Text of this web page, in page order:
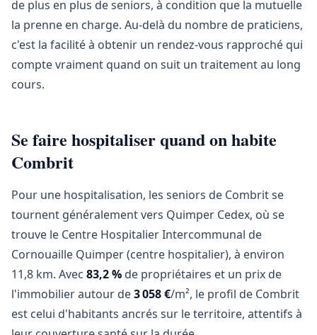
de plus en plus de seniors, à condition que la mutuelle
la prenne en charge. Au-delà du nombre de praticiens,
c'est la facilité à obtenir un rendez-vous rapproché qui
compte vraiment quand on suit un traitement au long
cours.
Se faire hospitaliser quand on habite
Combrit
Pour une hospitalisation, les seniors de Combrit se
tournent généralement vers Quimper Cedex, où se
trouve le Centre Hospitalier Intercommunal de
Cornouaille Quimper (centre hospitalier), à environ
11,8 km. Avec 83,2 % de propriétaires et un prix de
l'immobilier autour de3 058 €/m², le profil de Combrit
est celui d'habitants ancrés sur le territoire, attentifs à